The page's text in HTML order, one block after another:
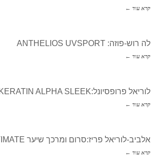
קרא עוד ←
לה רוש-פוזה: ANTHELIOS UVSPORT
קרא עוד ←
לוריאל פרופסיונל:KERATIN ALPHA SLEEK
קרא עוד ←
אלביב-לוריאל פריז:סרום ומרכך שיער ULTIMATE
קרא עוד ←